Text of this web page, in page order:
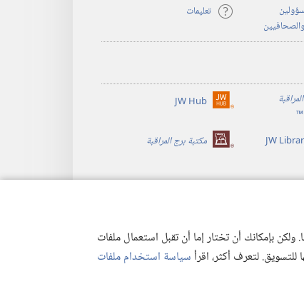
بإمكانك أن تختار إما أن تقبل استعمال ملفات
لتعرف أكثر، اقرأسياسة استخدام ملفات
تعليمات
™
JW Hub (يفتح
جديدة)
JW مكتبة برج المراقبة